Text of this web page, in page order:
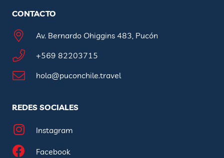
CONTACTO
Av. Bernardo Ohiggins 483, Pucón
+569 82203715
hola@puconchile.travel
REDES SOCIALES
Instagram
Facebook